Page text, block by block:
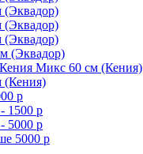
(Эквадор)
(Эквадор)
(Эквадор)
(Эквадор)
Микс 60 см (Кения)
(Кения)
р
1500 р
5000 р
5000 р